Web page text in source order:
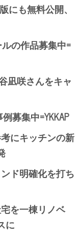
にも無料公開、
の作品募集中=
凪咲さんをキャ
募集中=YKKAP
にキッチンの新
ド明確化を打ち
を一棟リノベ
に